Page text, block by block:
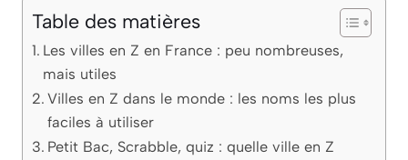
Table des matières
Les villes en Z en France : peu nombreuses,
mais utiles
Villes en Z dans le monde : les noms les plus
faciles à utiliser
Petit Bac, Scrabble, quiz : quelle ville en Z